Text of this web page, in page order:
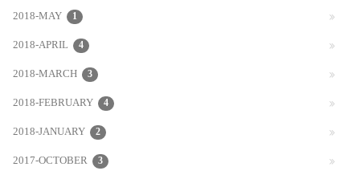
2018-MAY 1
2018-APRIL 4
2018-MARCH 3
2018-FEBRUARY 4
2018-JANUARY 2
2017-OCTOBER 3